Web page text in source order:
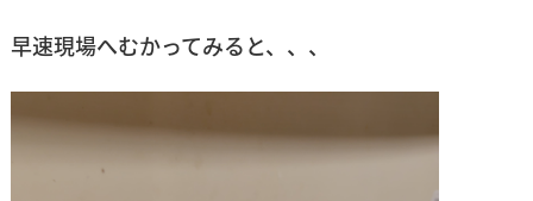
早速現場へむかってみると、、、